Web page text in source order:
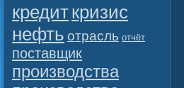
кредиткризис
нефть отрасль отчёт
поставщик
производства